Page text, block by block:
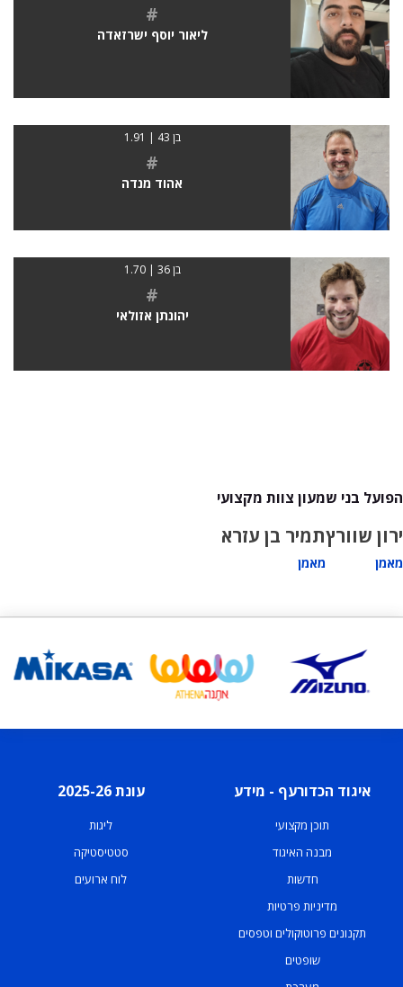
#
ליאור יוסף ישרזאדה
בן 43 | 1.91
#
אהוד מנדה
בן 36 | 1.70
#
יהונתן אזולאי
הפועל בני שמעון צוות מקצועי
ירון שוורץ
מאמן
תמיר בן עזרא
מאמן
איגוד הכדורעף - מידע
תוכן מקצועי
מבנה האיגוד
חדשות
מדיניות פרטיות
תקנונים פרוטוקולים וטפסים
שופטים
עונת 2025-26
ליגות
סטטיסטיקה
לוח ארועים